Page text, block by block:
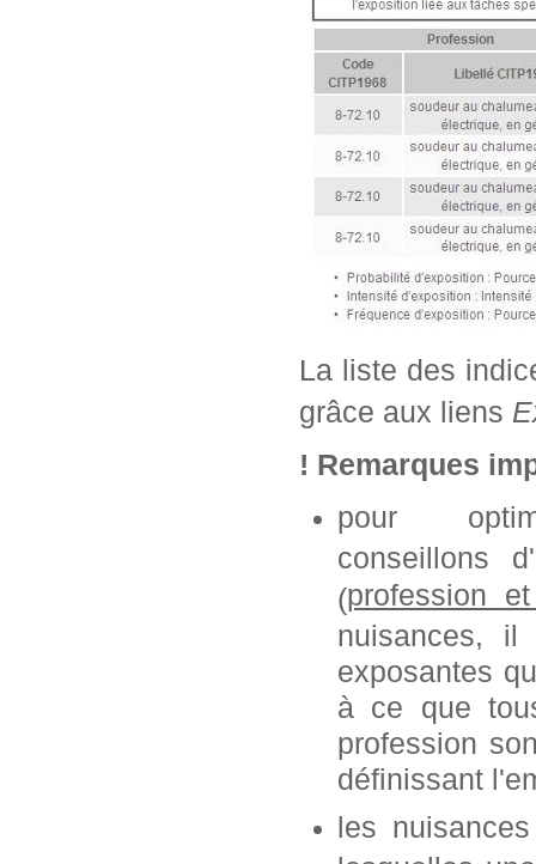
La liste des
grâce aux liens
! Remarques
pour
conseillons
(profession
nuisances, il
exposantes
à ce que
profession
définissant
les